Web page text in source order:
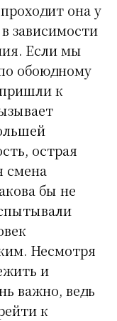
она у
зависимости
Если мы
обоюдному
пришли к
острая
смена
бы не
Несмотря
и
важно, ведь
к